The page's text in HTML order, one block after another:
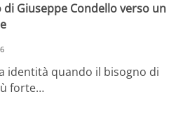
Giuseppe Condello verso un
identità quando il bisogno di
forte…